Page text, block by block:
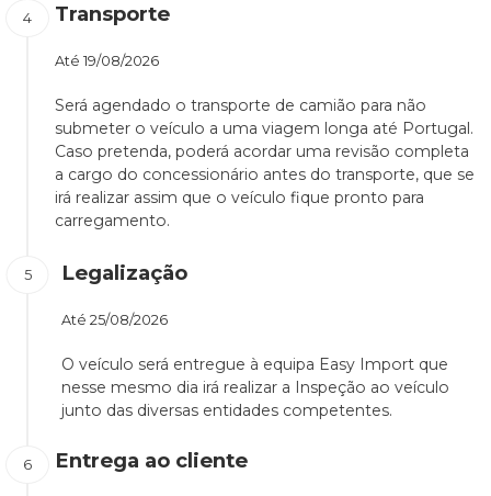
Transporte
Até 19/08/2026
Será agendado o transporte de camião para não
submeter o veículo a uma viagem longa até Portugal.
Caso pretenda, poderá acordar uma revisão completa
a cargo do concessionário antes do transporte, que se
irá realizar assim que o veículo fique pronto para
carregamento.
Legalização
Até 25/08/2026
O veículo será entregue à equipa Easy Import que
nesse mesmo dia irá realizar a Inspeção ao veículo
junto das diversas entidades competentes.
Entrega ao cliente